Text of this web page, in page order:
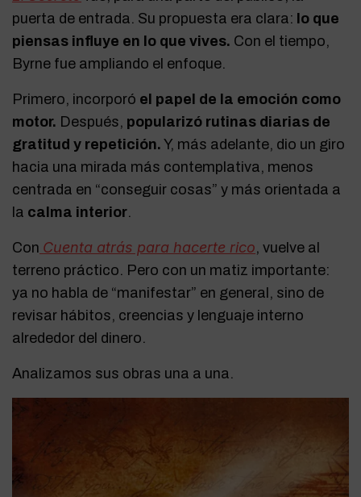
puerta de entrada. Su propuesta era clara: lo que
piensas influye en lo que vives. Con el tiempo,
Byrne fue ampliando el enfoque.
Primero, incorporó el papel de la emoción como
motor. Después, popularizó rutinas diarias de
gratitud y repetición. Y, más adelante, dio un giro
hacia una mirada más contemplativa, menos
centrada en “conseguir cosas” y más orientada a
la calma interior.
Con Cuenta atrás para hacerte rico, vuelve al
terreno práctico. Pero con un matiz importante:
ya no habla de “manifestar” en general, sino de
revisar hábitos, creencias y lenguaje interno
alrededor del dinero.
Analizamos sus obras una a una.